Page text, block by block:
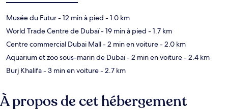
Musée du Futur- 12 min à pied - 1.0 km
World Trade Centre de Dubaï- 19 min à pied - 1.7 km
Centre commercial Dubai Mall- 2 min en voiture- 2.0 km
Aquarium et zoo sous-marin de Dubaï- 2 min en voiture- 2.4 km
Burj Khalifa- 3 min en voiture- 2.7 km
À propos de cet hébergement